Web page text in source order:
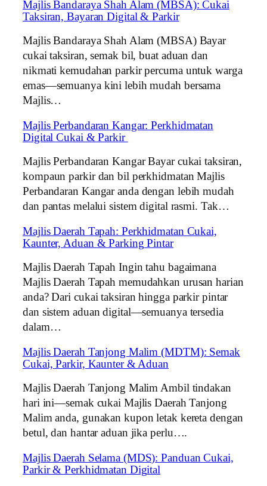
Majlis Bandaraya Shah Alam (MBSA): Cukai
Taksiran, Bayaran Digital & Parkir
Majlis Bandaraya Shah Alam (MBSA) Bayar
cukai taksiran, semak bil, buat aduan dan
nikmati kemudahan parkir percuma untuk warga
emas—semuanya kini lebih mudah bersama
Majlis…
Majlis Perbandaran Kangar: Perkhidmatan
Digital Cukai & Parkir
Majlis Perbandaran Kangar Bayar cukai taksiran,
kompaun parkir dan bil perkhidmatan Majlis
Perbandaran Kangar anda dengan lebih mudah
dan pantas melalui sistem digital rasmi. Tak…
Majlis Daerah Tapah: Perkhidmatan Cukai,
Kaunter, Aduan & Parking Pintar
Majlis Daerah Tapah Ingin tahu bagaimana
Majlis Daerah Tapah memudahkan urusan harian
anda? Dari cukai taksiran hingga parkir pintar
dan sistem aduan digital—semuanya tersedia
dalam…
Majlis Daerah Tanjong Malim (MDTM): Semak
Cukai, Parkir, Kaunter & Aduan
Majlis Daerah Tanjong Malim Ambil tindakan
hari ini—semak cukai Majlis Daerah Tanjong
Malim anda, gunakan kupon letak kereta dengan
betul, dan hantar aduan jika perlu….
Majlis Daerah Selama (MDS): Panduan Cukai,
Parkir & Perkhidmatan Digital